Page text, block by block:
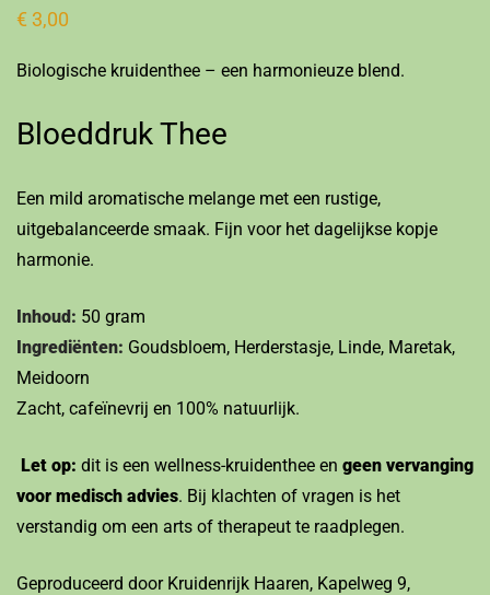
€ 3,00
Biologische kruidenthee – een harmonieuze blend.
Bloeddruk Thee
Een mild aromatische melange met een rustige,
uitgebalanceerde smaak. Fijn voor het dagelijkse kopje
harmonie.
Inhoud: 50 gram
Ingrediënten: Goudsbloem, Herderstasje, Linde, Maretak,
Meidoorn
Zacht, cafeïnevrij en 100% natuurlijk.
Let op: dit is een wellness-kruidenthee en geen vervanging
voor medisch advies. Bij klachten of vragen is het
verstandig om een arts of therapeut te raadplegen.
Geproduceerd door Kruidenrijk Haaren, Kapelweg 9,